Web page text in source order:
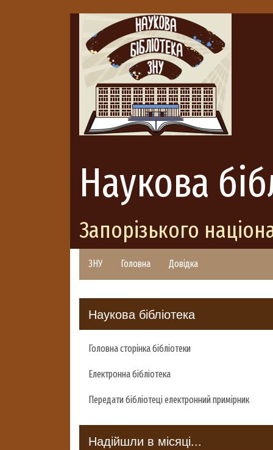
Наукова
Запорізького
ЗНУ Головна Довідка
Наукова бібліотека
Головна сторінка бібліотеки
Електронна бібліотека
Передати бібліотеці електронний примірник
Надійшли в місяці...